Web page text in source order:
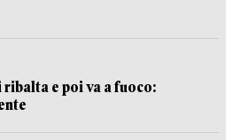
ribalta e poi va a fuoco: